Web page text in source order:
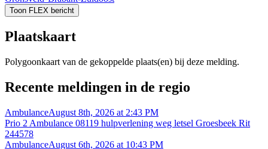
Toon FLEX bericht
Plaatskaart
Polygoonkaart van de gekoppelde plaats(en) bij deze melding.
Recente meldingen in de regio
AmbulanceAugust 8th, 2026 at 2:43 PM
Prio 2 Ambulance 08119 hulpverlening weg letsel Groesbeek Rit
244578
AmbulanceAugust 6th, 2026 at 10:43 PM